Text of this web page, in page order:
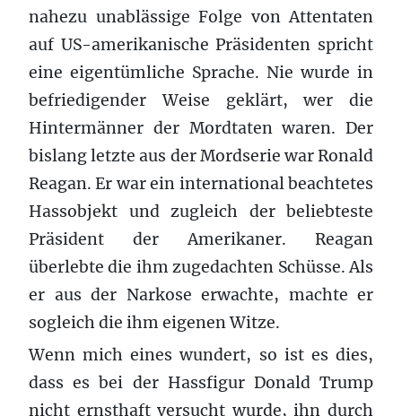
nahezu unablässige Folge von Attentaten
auf US-amerikanische Präsidenten spricht
eine eigentümliche Sprache. Nie wurde in
befriedigender Weise geklärt, wer die
Hintermänner der Mordtaten waren. Der
bislang letzte aus der Mordserie war Ronald
Reagan. Er war ein international beachtetes
Hassobjekt und zugleich der beliebteste
Präsident der Amerikaner. Reagan
überlebte die ihm zugedachten Schüsse. Als
er aus der Narkose erwachte, machte er
sogleich die ihm eigenen Witze.
Wenn mich eines wundert, so ist es dies,
dass es bei der Hassfigur Donald Trump
nicht ernsthaft versucht wurde, ihn durch